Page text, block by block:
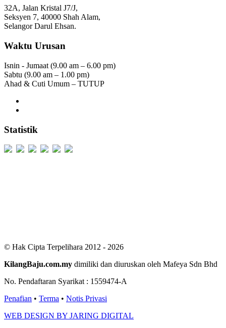
32A, Jalan Kristal J7/J,
Seksyen 7, 40000 Shah Alam,
Selangor Darul Ehsan.
Waktu Urusan
Isnin - Jumaat (9.00 am – 6.00 pm)
Sabtu (9.00 am – 1.00 pm)
Ahad & Cuti Umum – TUTUP
Statistik
© Hak Cipta Terpelihara 2012 - 2026
KilangBaju.com.my dimiliki dan diuruskan oleh Mafeya Sdn Bhd
No. Pendaftaran Syarikat : 1559474-A
Penafian • Terma • Notis Privasi
WEB DESIGN BY JARING DIGITAL